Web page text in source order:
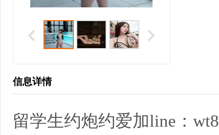
信息详情
留学生约炮约爱加line：